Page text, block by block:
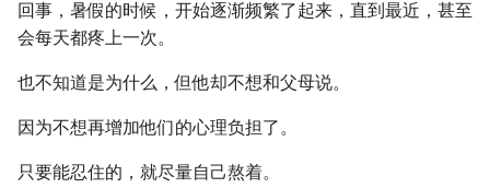
回事，暑假的时候，开始逐渐频繁了起来，直到最近，甚至
会每天都疼上一次。
也不知道是为什么，但他却不想和父母说。
因为不想再增加他们的心理负担了。
只要能忍住的，就尽量自己熬着。